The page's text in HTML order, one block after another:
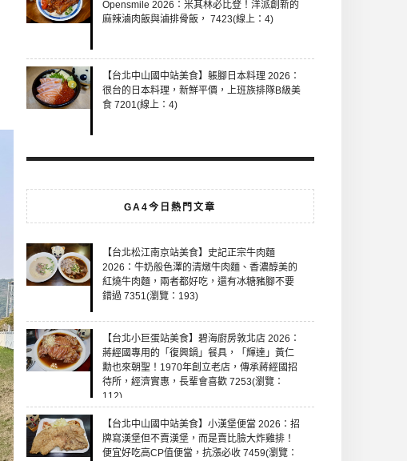
Opensmile 2026：米其林必比登！洋派創新的
麻辣滷肉飯與滷排骨飯， 7423(線上：4)
【台北中山國中站美食】躼腳日本料理 2026：
很台的日本料理，新鮮平價，上班族排隊B級美
食 7201(線上：4)
GA4今日熱門文章
【台北松江南京站美食】史記正宗牛肉麵
2026：牛奶般色澤的清燉牛肉麵、香濃醇美的
紅燒牛肉麵，兩者都好吃，還有冰糖豬腳不要
錯過 7351(瀏覽：193)
【台北小巨蛋站美食】碧海廚房敦北店 2026：
蔣經國專用的「復興鍋」餐具，「輝達」黃仁
勳也來朝聖！1970年創立老店，傳承蔣經國招
待所，經濟實惠，長輩會喜歡 7253(瀏覽：
112)
【台北中山國中站美食】小漢堡便當 2026：招
牌寫漢堡但不賣漢堡，而是賣比臉大炸雞排！
便宜好吃高CP值便當，抗漲必收 7459(瀏覽：